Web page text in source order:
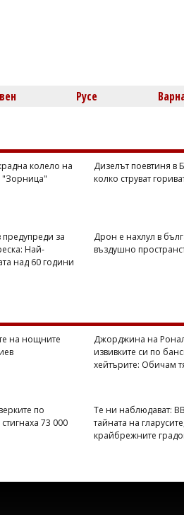
Русе
колело на
"Зорница"
Дизелът поевтиня в
колко струват
за
Най-
над 60 години
Дрон е нахлул в
въздушно
на нощните
Джорджина на
извивките си по
хейтърите: Обичам
по
73 000
Те ни наблюдават:
тайната на
крайбрежните